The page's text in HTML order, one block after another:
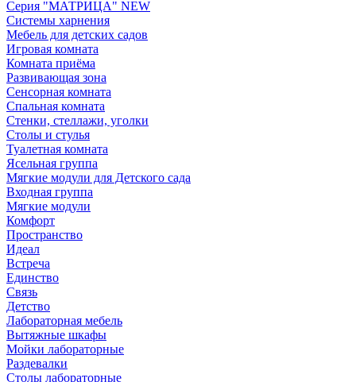
Серия "МАТРИЦА" NEW
Системы харнения
Мебель для детских садов
Игровая комната
Комната приёма
Развивающая зона
Сенсорная комната
Спальная комната
Стенки, стеллажи, уголки
Столы и стулья
Туалетная комната
Ясельная группа
Мягкие модули для Детского сада
Входная группа
Мягкие модули
Комфорт
Пространство
Идеал
Встреча
Единство
Связь
Детство
Лабораторная мебель
Вытяжные шкафы
Мойки лабораторные
Раздевалки
Столы лабораторные